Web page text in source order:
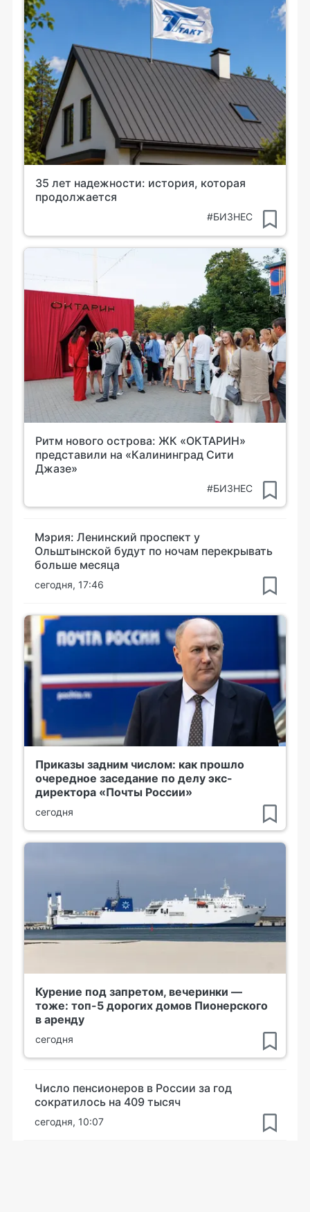
35 лет надежности: история, которая
продолжается
#БИЗНЕС
Ритм нового острова: ЖК «ОКТАРИН»
представили на «Калининград Сити
Джазе»
#БИЗНЕС
Мэрия: Ленинский проспект у
Ольштынской будут по ночам перекрывать
больше месяца
сегодня, 17:46
Приказы задним числом: как прошло
очередное заседание по делу экс-
директора «Почты России»
сегодня
Курение под запретом, вечеринки —
тоже: топ-5 дорогих домов Пионерского
в аренду
сегодня
Число пенсионеров в России за год
сократилось на 409 тысяч
сегодня, 10:07